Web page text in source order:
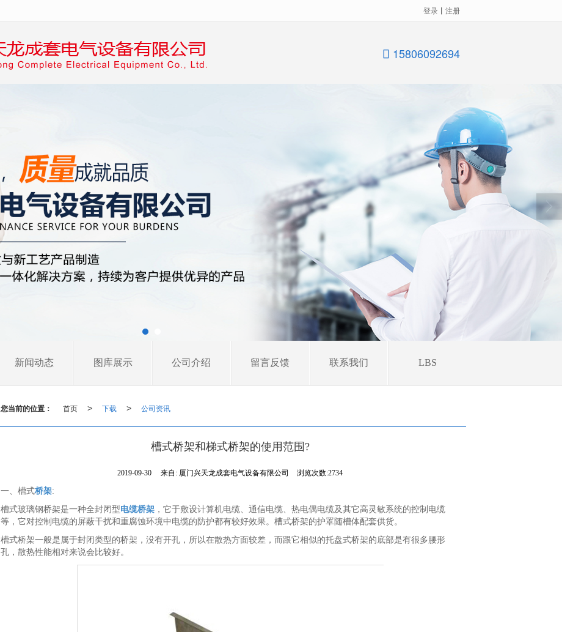
登录 丨 注册
15806092694
新闻动态 图库展示 公司介绍 留言反馈 联系我们 LBS
您当前的位置： 首页 > 下载 > 公司资讯
槽式桥架和梯式桥架的使用范围?
2019-09-30 来自: 厦门兴天龙成套电气设备有限公司 浏览次数:2734
一、槽式桥架:
槽式玻璃钢桥架是一种全封闭型电缆桥架，它于敷设计算机电缆、通信电缆、热电偶电缆及其它高灵敏系统的控制电缆
等，它对控制电缆的屏蔽干扰和重腐蚀环境中电缆的防护都有较好效果。槽式桥架的护罩随槽体配套供货。
槽式桥架一般是属于封闭类型的桥架，没有开孔，所以在散热方面较差，而跟它相似的托盘式桥架的底部是有很多腰形
孔，散热性能相对来说会比较好。